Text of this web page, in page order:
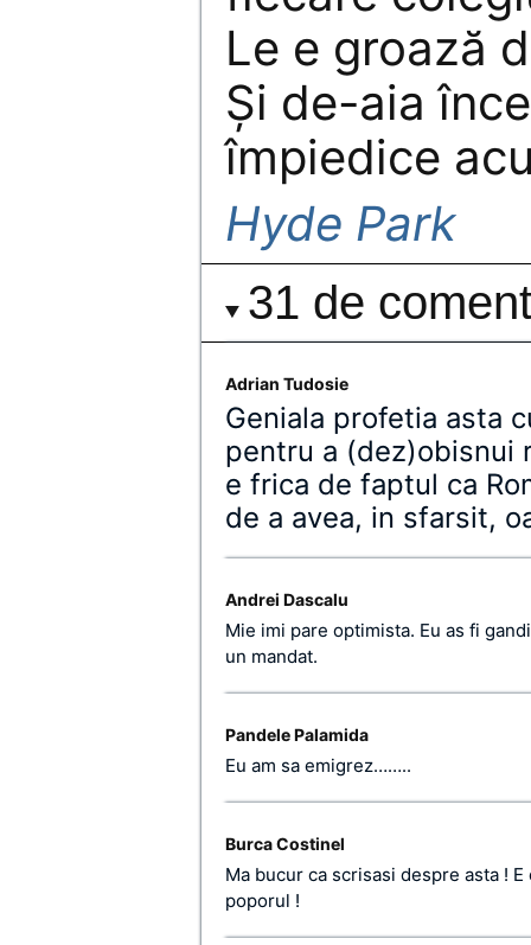
Le e groază
Şi de-aia
împiedice
Hyde Park
31 de
Adrian Tudosie
Geniala profetia asta
pentru a (dez)obisnui
e frica de faptul ca
de a avea, in sfarsit,
Andrei Dascalu
Mie imi pare optimista. Eu as fi
un mandat.
Pandele Palamida
Eu am sa emigrez……..
Burca Costinel
Ma bucur ca scrisasi despre asta !
poporul !